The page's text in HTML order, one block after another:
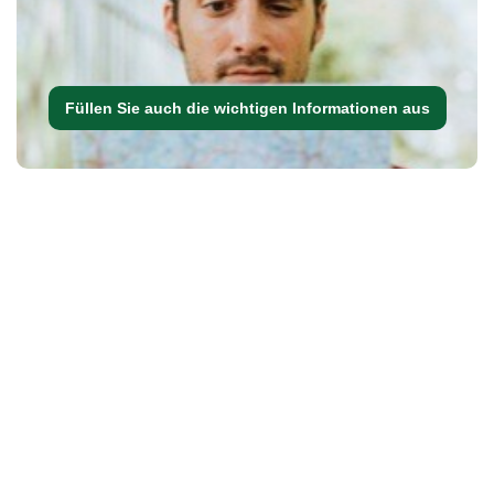
Füllen Sie auch die wichtigen Informationen aus